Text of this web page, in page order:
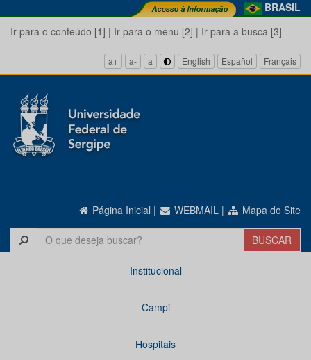
BRASIL
Ir para o conteúdo [1] | Ir para o menu [2] | Ir para a busca [3]
a+ a- a English Español Français
Página Inicial | WEBMAIL | Mapa do Site
Institucional
Campi
Hospitais